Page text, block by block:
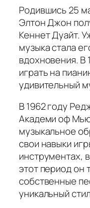
Родившись 25
Элтон Джон
Кеннет Дуайт.
музыка стала
вдохновения. В
играть на
удивительный
В 1962 году
Академи оф
музыкальное
свои навыки
инструментах,
этот период он
собственные
уникальный